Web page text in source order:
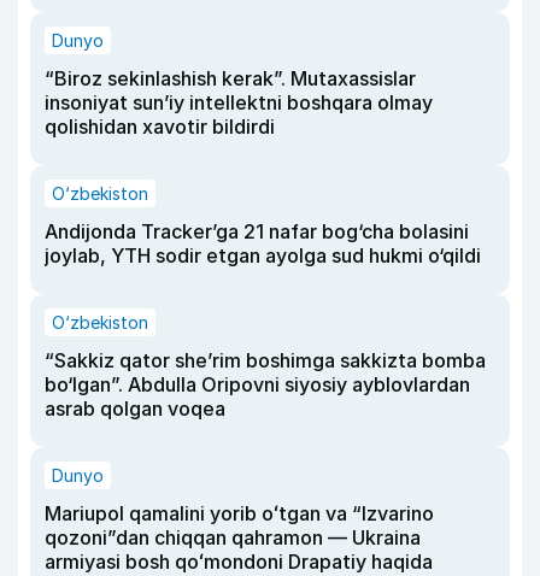
Dunyo
“Biroz sekinlashish kerak”. Mutaxassislar
insoniyat sun’iy intellektni boshqara olmay
qolishidan xavotir bildirdi
O‘zbekiston
Andijonda Tracker’ga 21 nafar bog‘cha bolasini
joylab, YTH sodir etgan ayolga sud hukmi o‘qildi
O‘zbekiston
“Sakkiz qator she’rim boshimga sakkizta bomba
bo‘lgan”. Abdulla Oripovni siyosiy ayblovlardan
asrab qolgan voqea
Dunyo
Mariupol qamalini yorib oʻtgan va “Izvarino
qozoni”dan chiqqan qahramon — Ukraina
armiyasi bosh qoʻmondoni Drapatiy haqida